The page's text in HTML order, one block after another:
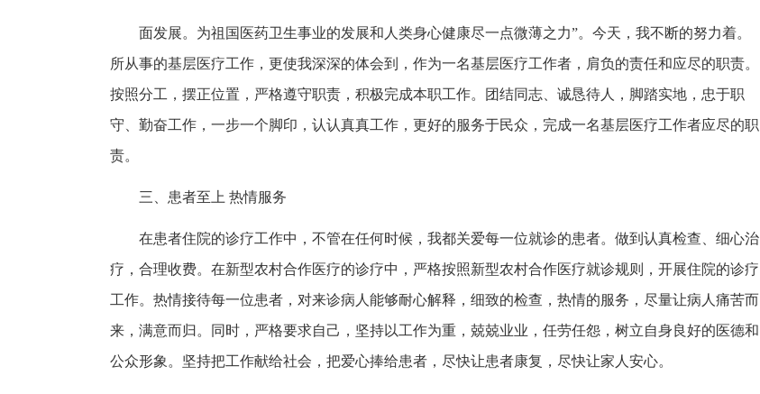
面发展。为祖国医药卫生事业的发展和人类身心健康尽一点微薄之力”。今天，我不断的努力着。
所从事的基层医疗工作，更使我深深的体会到，作为一名基层医疗工作者，肩负的责任和应尽的职责。
按照分工，摆正位置，严格遵守职责，积极完成本职工作。团结同志、诚恳待人，脚踏实地，忠于职
守、勤奋工作，一步一个脚印，认认真真工作，更好的服务于民众，完成一名基层医疗工作者应尽的职
责。
三、患者至上 热情服务
在患者住院的诊疗工作中，不管在任何时候，我都关爱每一位就诊的患者。做到认真检查、细心治
疗，合理收费。在新型农村合作医疗的诊疗中，严格按照新型农村合作医疗就诊规则，开展住院的诊疗
工作。热情接待每一位患者，对来诊病人能够耐心解释，细致的检查，热情的服务，尽量让病人痛苦而
来，满意而归。同时，严格要求自己，坚持以工作为重，兢兢业业，任劳任怨，树立自身良好的医德和
公众形象。坚持把工作献给社会，把爱心捧给患者，尽快让患者康复，尽快让家人安心。